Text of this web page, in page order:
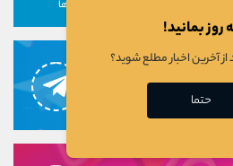
دوره ها
روز بمانید!
آخرین اخبار مطلع شوید؟
حتما